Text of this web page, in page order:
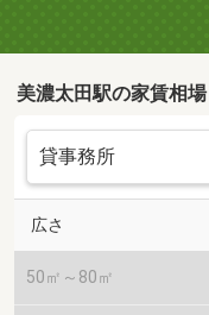
美濃太田駅の家賃相場
広さ
50㎡～80㎡